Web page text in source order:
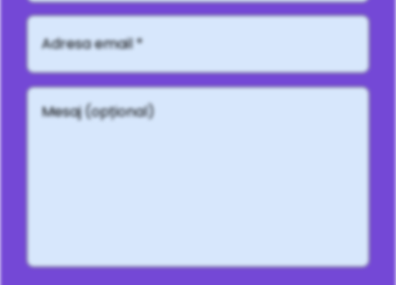
Mesaj
(opțional)
Adresă
email